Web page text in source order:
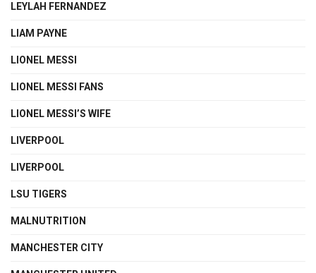
LEYLAH FERNANDEZ
LIAM PAYNE
LIONEL MESSI
LIONEL MESSI FANS
LIONEL MESSI’S WIFE
LIVERPOOL
LIVERPOOL
LSU TIGERS
MALNUTRITION
MANCHESTER CITY